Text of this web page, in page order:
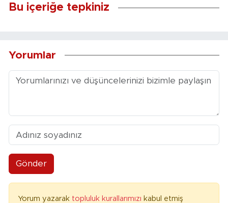
Bu içeriğe tepkiniz
Yorumlar
Gönder
Yorum yazarak topluluk kurallarımızı kabul etmiş